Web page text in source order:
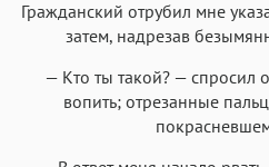
Гражданский отрубил мне
затем, надрезав
— Кто ты такой? — спросил
вопить; отрезанные